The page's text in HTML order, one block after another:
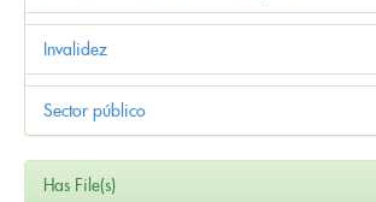
Invalidez
Sector público
Has File(s)